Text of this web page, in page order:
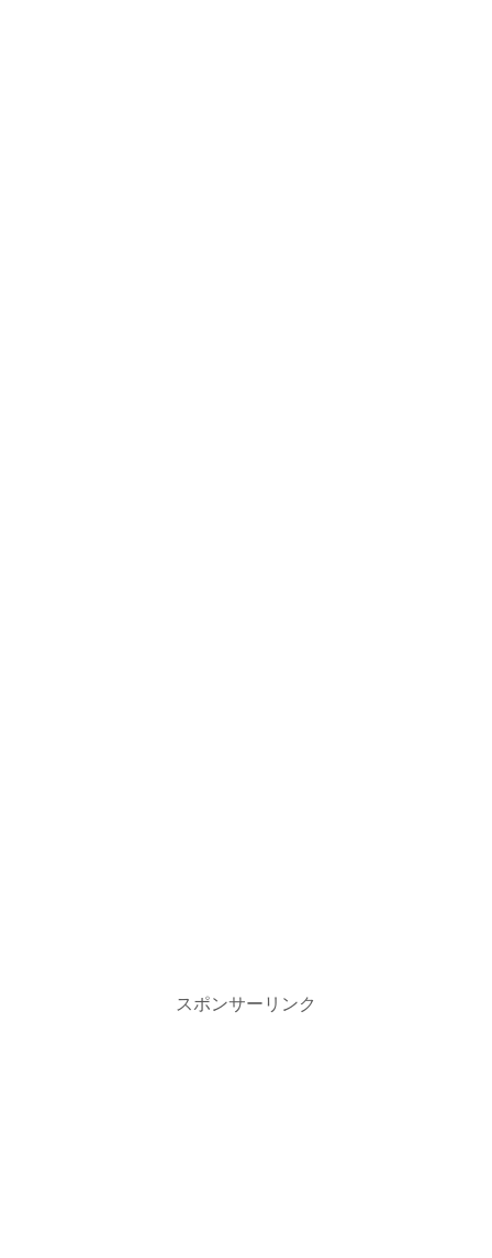
スポンサーリンク